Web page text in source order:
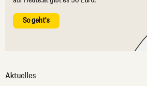
So geht's
Aktuelles